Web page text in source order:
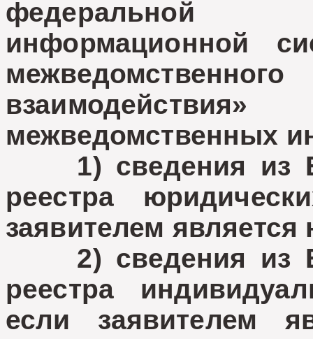
федеральной
информационной
межведомственных
1) сведения из
реестра
заявителем
2) сведения из
реестра
если заявителем